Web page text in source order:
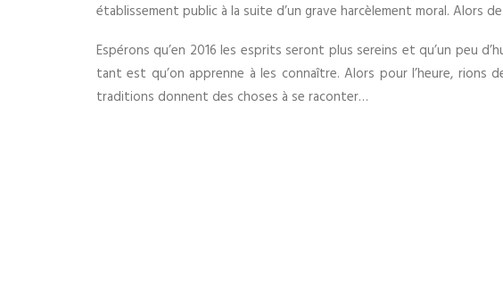
établissement public à la suite d’un grave harcèlement moral. Alors
Espérons qu’en 2016 les esprits seront plus sereins et qu’un peu
tant est qu’on apprenne à les connaître. Alors pour l’heure, rions
traditions donnent des choses à se raconter…